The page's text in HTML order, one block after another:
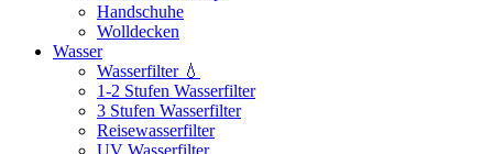
Handschuhe
Wolldecken
Wasser
Wasserfilter 💧
1-2 Stufen Wasserfilter
3 Stufen Wasserfilter
Reisewasserfilter
UV Wasserfilter